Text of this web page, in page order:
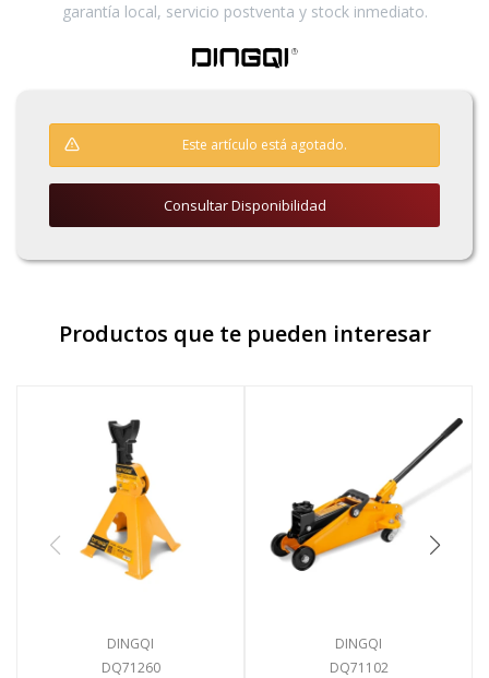
garantía local, servicio postventa y stock inmediato.
Este artículo está agotado.
Consultar Disponibilidad
Productos que te pueden interesar
DINGQI
DQ71260
DINGQI
DQ71102